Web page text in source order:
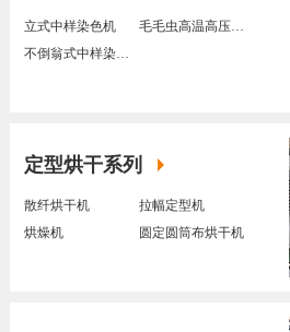
立式中样染色机
毛毛虫高温高压中样染色机
不倒翁式中样染色机
定型烘干系列
散纤烘干机
拉幅定型机
烘燥机
圆定圆筒布烘干机